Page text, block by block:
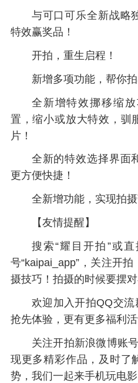
与可口可乐全新战略
特效赢奖品！
开拍，重生启程！
新增多项功能，帮你
全新增特效挪移缩
置，缩小或放大特效，驯
片！
全新的特效选择界面
更方便快捷！
全新增功能，实现拍摄
【友情提醒】
搜索“耀目开拍”或
号“kaipai_app”，关注开
摄技巧！拍摄的时候要摆对
欢迎加入开拍QQ交
抢先体验，更有更多福利活
关注开拍新浪微博账
现更多精彩作品，及时了
势，我们一起来手机玩电影